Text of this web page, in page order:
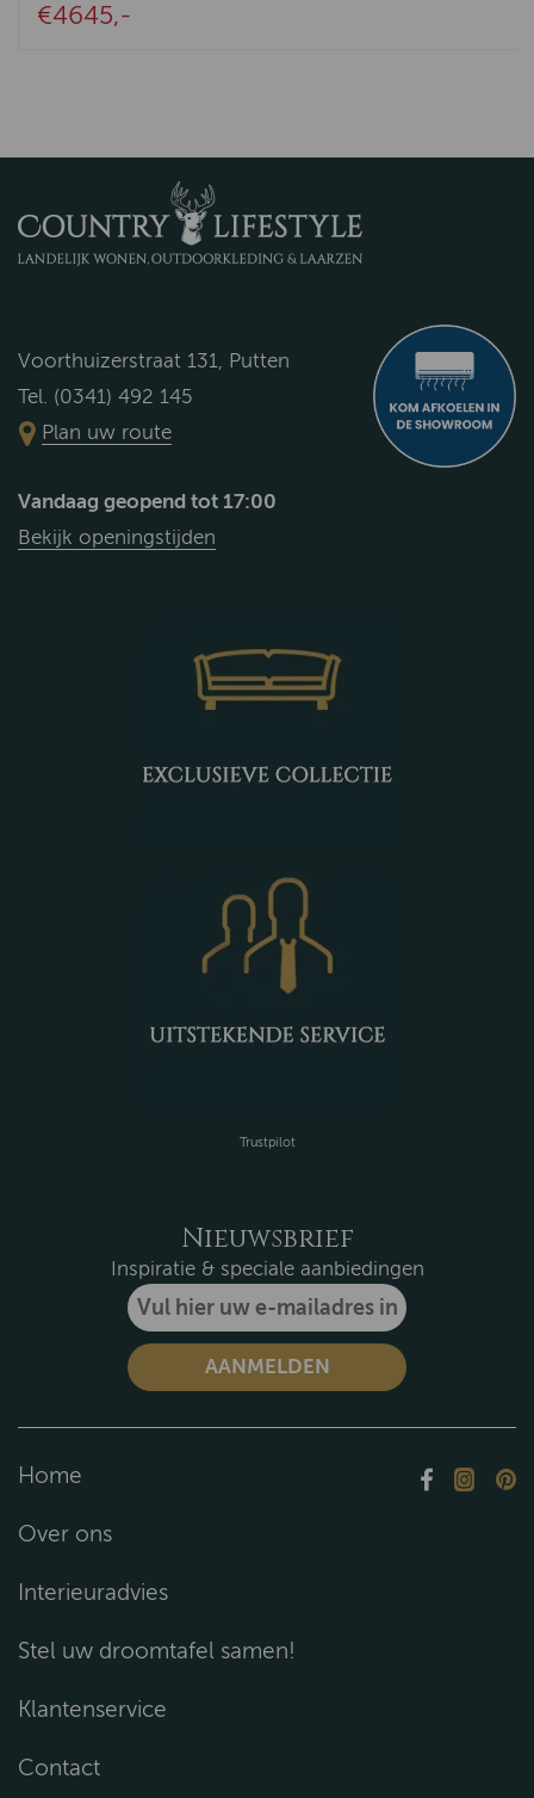
€4645,-
Voorthuizerstraat 131, Putten
Tel. (0341) 492 145
Plan uw route
Vandaag geopend tot 17:00
Bekijk openingstijden
Trustpilot
Nieuwsbrief
Inspiratie & speciale aanbiedingen
Home
Over ons
Interieuradvies
Stel uw droomtafel samen!
Klantenservice
Contact